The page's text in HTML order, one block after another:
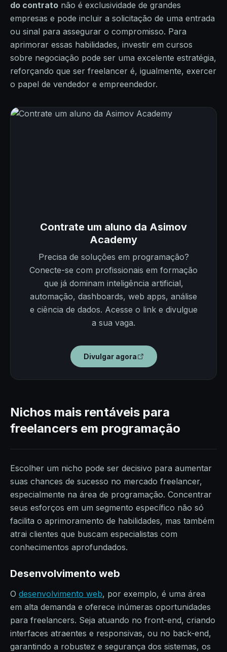
do contrato não é exclusividade de grandes
empresas e pode incluir a solicitação de uma entrada
ou sinal para assegurar o compromisso. Para
aprimorar essas habilidades, investir em cursos
sobre negociação pode ser uma excelente estratégia,
reforçando que ser freelancer é, igualmente, exercer
o papel de vendedor e empreendedor.
Contrate um aluno da Asimov
Academy
Precisa de soluções em programação?
Conecte-se com profissionais em formação
que já dominam inteligência artificial,
automação, dashboards, web apps, análise
e ciência de dados. Acesse o link e divulgue
a sua vaga.
Divulgar agora
Nichos mais rentáveis para
freelancers em programação
Escolher um nicho pode ser decisivo para aumentar
suas chances de sucesso no mercado freelancer,
especialmente na área de programação. Concentrar
seus esforços em um segmento específico não só
facilita o aprimoramento de habilidades, mas também
atrai clientes que buscam especialistas com
conhecimentos aprofundados.
Desenvolvimento web
O desenvolvimento web, por exemplo, é uma área
em alta demanda e oferece inúmeras oportunidades
para freelancers. Seja atuando no front-end, criando
interfaces atraentes e responsivas, ou no back-end,
garantindo a robustez e segurança dos sistemas, os